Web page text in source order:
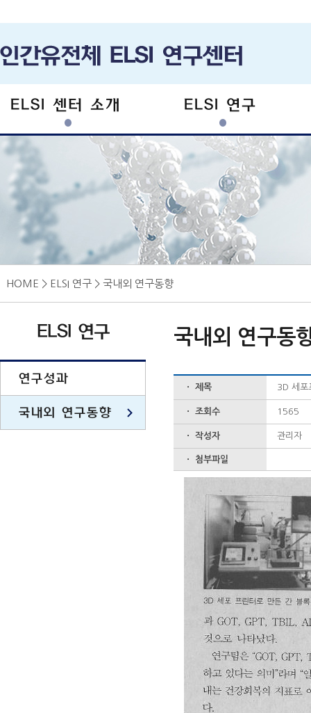
ELSI 센터 소개 ELSI 연구
HOME > ELSI 연구 > 국내외 연구동향
ELSI 연구
연구성과
국내외 연구동향
국내외 연구동
ㆍ 제목 3D 세포
ㆍ 조회수 1565
ㆍ 작성자 관리자
ㆍ 첨부파일